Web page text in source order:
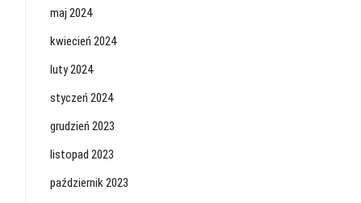
maj 2024
kwiecień 2024
luty 2024
styczeń 2024
grudzień 2023
listopad 2023
październik 2023